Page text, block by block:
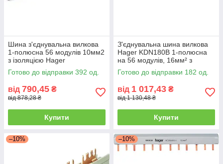
Шина з'єднувальна вилкова
1-полюсна 56 модулів 10мм2
з ізоляцією Hager
Готово до відправки 392 од.
від 790,45 ₴
від 878,28 ₴
Купити
З'єднувальна шина вилкова
Hager KDN180B 1-полюсна
на 56 модулів, 16мм² з
ізоляцією
Готово до відправки 182 од.
від 1 017,43 ₴
від 1 130,48 ₴
Купити
–10% –10%